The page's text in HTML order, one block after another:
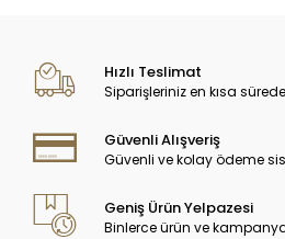
Hızlı Teslimat
Siparişleriniz en kısa
Güvenli Alışveriş
Güvenli ve kolay ödeme
Geniş Ürün Yelpazesi
Binlerce ürün ve